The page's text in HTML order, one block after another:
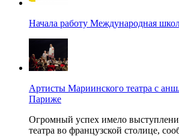
Начала работу Международная
Артисты Мариинского театра с
Париже
Огромный успех имело
театра во французской столице,